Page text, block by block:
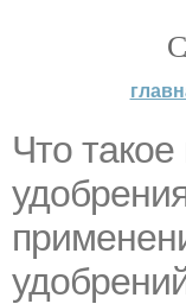
Что